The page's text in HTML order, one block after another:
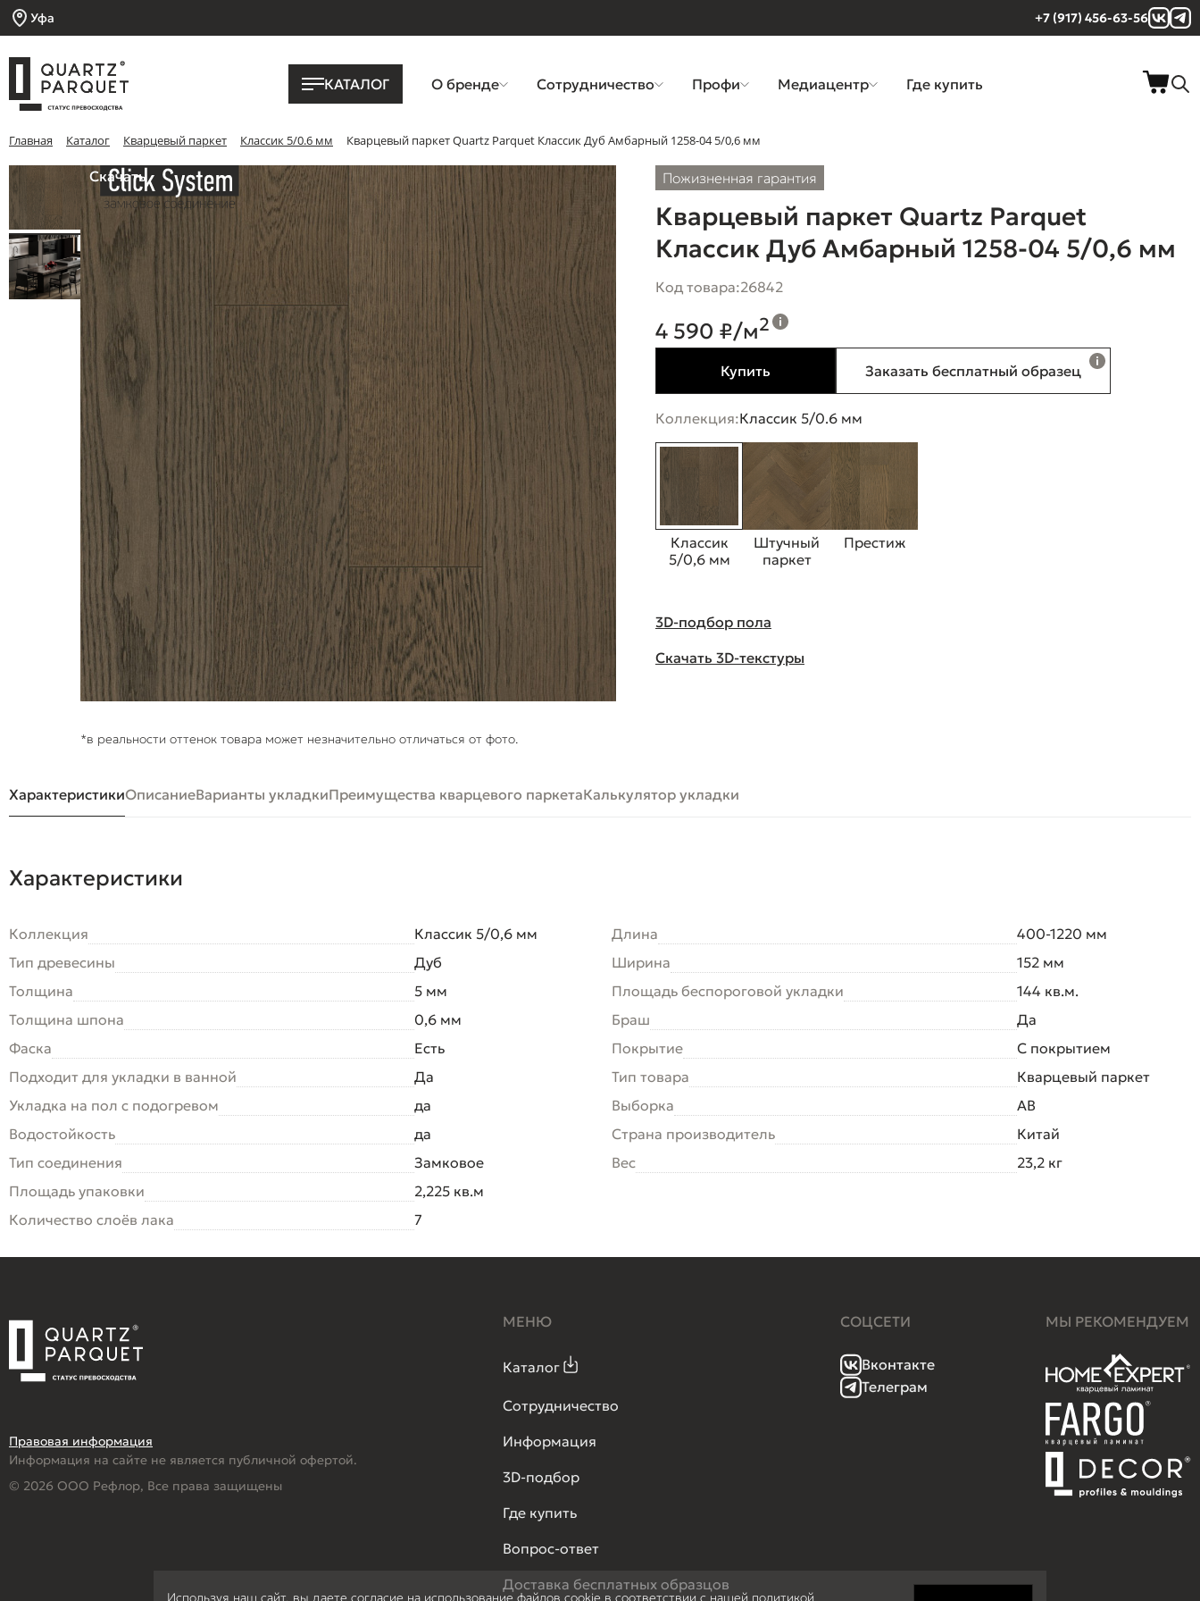
Уфа +7 (917) 456-63-56
КАТАЛОГ О бренде Сотрудничество Профи Медиацентр Где купить
Главная Каталог Кварцевый паркет Классик 5/0.6 мм Кварцевый паркет Quartz Parquet Классик Дуб Амбарный 1258-04 5/0,6 мм
Скачать
*в реальности оттенок товара может незначительно отличаться от фото.
Пожизненная гарантия
Кварцевый паркет Quartz Parquet
Классик Дуб Амбарный 1258-04 5/0,6 мм
Код товара:26842
4 590 ₽/м2
Купить Заказать бесплатный образец
Коллекция:Классик 5/0.6 мм
Классик
5/0,6 мм
Штучный
паркет
Престиж
3D-подбор пола
Скачать 3D-текстуры
ХарактеристикиОписаниеВарианты укладкиПреимущества кварцевого паркетаКалькулятор укладки
Характеристики
Коллекция
Классик 5/0,6 мм
Тип древесины
Дуб
Толщина
5 мм
Толщина шпона
0,6 мм
Фаска
Есть
Подходит для укладки в ванной
Да
Укладка на пол c подогревом
да
Водостойкость
да
Тип соединения
Замковое
Площадь упаковки
2,225 кв.м
Количество слоёв лака
7
Длина
400-1220 мм
Ширина
152 мм
Площадь беспороговой укладки
144 кв.м.
Браш
Да
Покрытие
С покрытием
Тип товара
Кварцевый паркет
Выборка
AB
Страна производитель
Китай
Вес
23,2 кг
Правовая информация
Информация на сайте не является публичной офертой.
© 2026 ООО Рефлор, Все права защищены
МЕНЮ
Каталог
Сотрудничество
Информация
3D-подбор
Где купить
Вопрос-ответ
Доставка бесплатных образцов
СОЦСЕТИ
Вконтакте
Телеграм
МЫ РЕКОМЕНДУЕМ
Используя наш сайт, вы даете согласие на использование файлов cookie в соответствии с нашей политикой